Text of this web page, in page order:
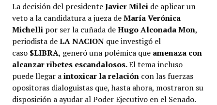
La decisión del presidenteJavier Milei de aplicar un
veto a la candidatura a jueza deMaría Verónica
Michelli por ser la cuñada deHugo Alconada Mon,
periodista deLA NACIONque investigó el
caso $LIBRA, generó una polémica que amenaza con
alcanzar ribetes escandalosos.El tema incluso
puede llegar aintoxicar la relacióncon las fuerzas
opositoras dialoguistas que, hasta ahora, mostraron su
disposición a ayudar al Poder Ejecutivo en el Senado.